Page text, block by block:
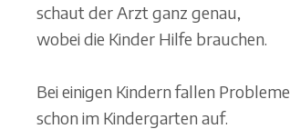
schaut der Arzt ganz genau,
wobei die Kinder Hilfe brauchen.
Bei einigen Kindern fallen Probleme
schon im Kindergarten auf.